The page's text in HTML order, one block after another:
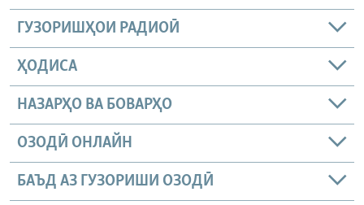
ГУЗОРИШҲОИ РАДИОӢ
ҲОДИСА
НАЗАРҲО ВА БОВАРҲО
ОЗОДӢ ОНЛАЙН
БАЪД АЗ ГУЗОРИШИ ОЗОДӢ